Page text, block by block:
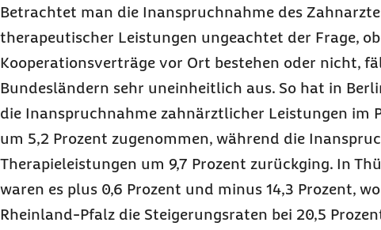
Betrachtet man die Inanspruchnahme des
therapeutischer Leistungen ungeachtet der Frage, ob
Kooperationsverträge vor Ort bestehen oder nicht,
Bundesländern sehr uneinheitlich aus. So hat in
die Inanspruchnahme zahnärztlicher Leistungen im
um 5,2 Prozent zugenommen, während die
Therapieleistungen um 9,7 Prozent zurückging. In
waren es plus 0,6 Prozent und minus 14,3 Prozent,
Rheinland-Pfalz die Steigerungsraten bei 20,5